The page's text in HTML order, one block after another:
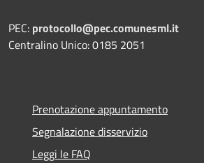
PEC: protocollo@pec.comunesml.it
Centralino Unico: 0185 2051
Prenotazione appuntamento
Segnalazione disservizio
Leggi le FAQ